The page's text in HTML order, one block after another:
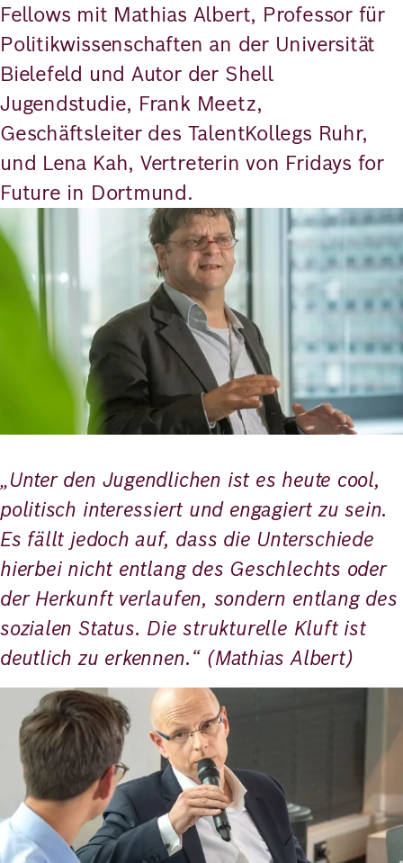
Fellows mit Mathias Albert, Professor für
Politikwissenschaften an der Universität
Bielefeld und Autor der Shell
Jugendstudie, Frank Meetz,
Geschäftsleiter des TalentKollegs Ruhr,
und Lena Kah, Vertreterin von Fridays for
Future in Dortmund.
„Unter den Jugendlichen ist es heute cool,
politisch interessiert und engagiert zu sein.
Es fällt jedoch auf, dass die Unterschiede
hierbei nicht entlang des Geschlechts oder
der Herkunft verlaufen, sondern entlang des
sozialen Status. Die strukturelle Kluft ist
deutlich zu erkennen.“ (Mathias Albert)